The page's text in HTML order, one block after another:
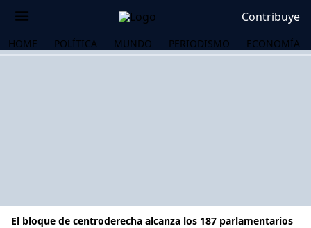
Contribuye
HOME POLÍTICA MUNDO PERIODISMO ECONOMÍA
El bloque de centroderecha alcanza los 187 parlamentarios